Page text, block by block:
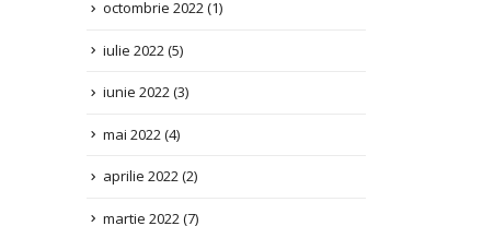
iunie 2022(3)
mai 2022(4)
aprilie 2022(2)
martie 2022 (7)
ianuarie 2022(3)